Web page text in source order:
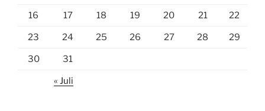
16 17 18 19 20 21 22
23 24 25 26 27 28 29
30 31
« Juli